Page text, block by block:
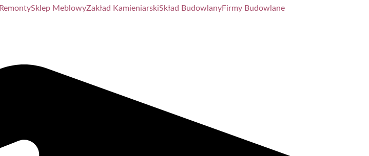
RemontySklep MeblowyZakład KamieniarskiSkład BudowlanyFirmy Budowlane